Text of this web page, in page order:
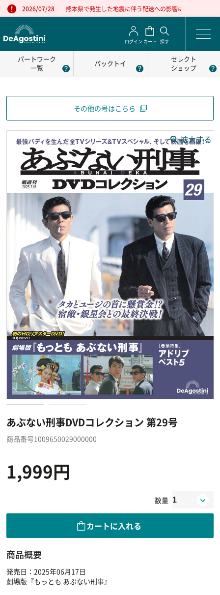
2026/07/28 熊本県で発生した地震に伴う配送への影響について
ログイン カート 探す
パートワーク
一覧
パックトイ
セレクト
ショップ
その他の号はこちら
あぶない刑事DVDコレクション 第29号
商品番号1009650029000000
1,999円
数量
カートに入れる
商品概要
発売日：2025年06月17日
劇場版『もっとも あぶない刑事』